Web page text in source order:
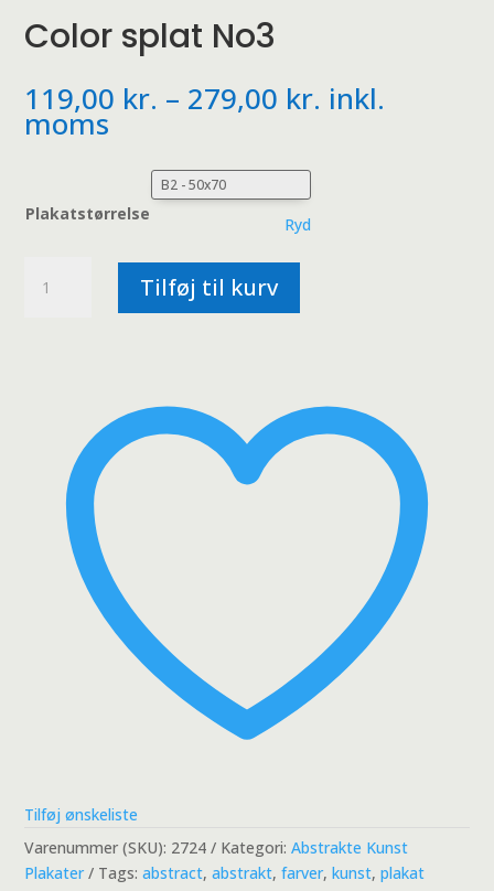
Color splat No3
119,00 kr. – 279,00 kr. Prisinterval:
119,00 kr.
inkl.
moms
Plakatstørrelse
Ryd
splat
Tilføj til kurv
Tilføj ønskeliste
Varenummer (SKU): 2724 Kategori:Abstrakte Kunst
Plakater
Tags:abstract,abstrakt,farver,kunst,plakat